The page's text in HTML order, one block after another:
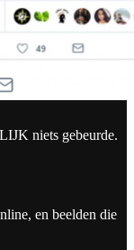
niets gebeurde.
en beelden die